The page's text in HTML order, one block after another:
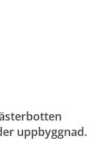
uppbyggnad.